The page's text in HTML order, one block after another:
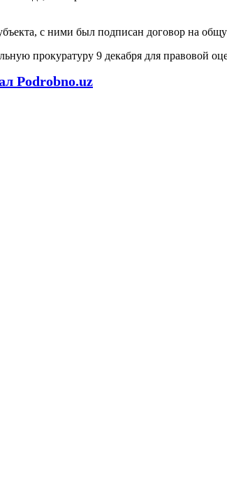
с ними был подписан договор на
прокуратуру 9 декабря для правовой
Podrobno.uz